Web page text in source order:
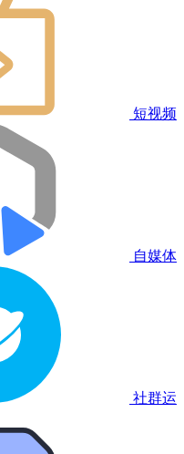
短视频
自媒体
社群运